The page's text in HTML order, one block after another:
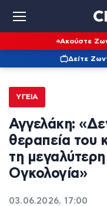
Ακούστε
Δείτε
ΥΓΕΊΑ
Αγγελάκη:
θεραπεία του
τη
Ογκολογία»
03.06.2026, 17:00